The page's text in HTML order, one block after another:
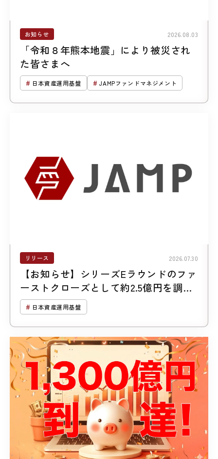
お知らせ 2026.08.03
「令和８年熊本地震」により被災され
た皆さまへ
日本資産運用基盤 JAMPファンドマネジメント
リリース 2026.07.30
【お知らせ】シリーズEラウンドのファ
ーストクローズとして約2.5億円を調達
しました
日本資産運用基盤